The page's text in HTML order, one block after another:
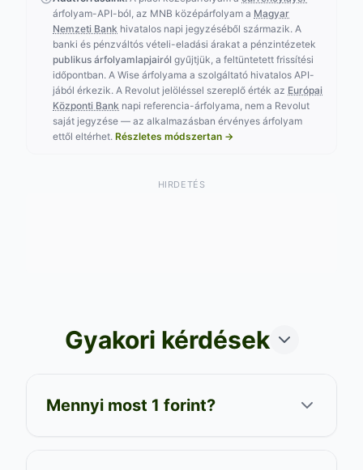
árfolyam-API-ból, az MNB középárfolyam a Magyar
Nemzeti Bank hivatalos napi jegyzéséből származik. A
banki és pénzváltós vételi-eladási árakat a pénzintézetek
publikus árfolyamlapjairól gyűjtjük, a feltüntetett frissítési
időpontban. A Wise árfolyama a szolgáltató hivatalos API-
jából érkezik. A Revolut jelöléssel szereplő érték az Európai
Központi Bank napi referencia-árfolyama, nem a Revolut
saját jegyzése — az alkalmazásban érvényes árfolyam
ettől eltérhet. Részletes módszertan →
HIRDETÉS
Gyakori kérdések
Mennyi most 1 forint?